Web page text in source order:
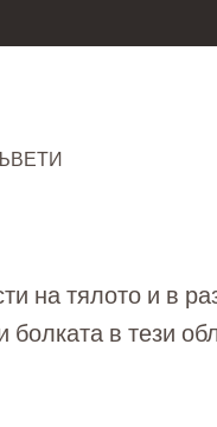
на тялото и в
в тези